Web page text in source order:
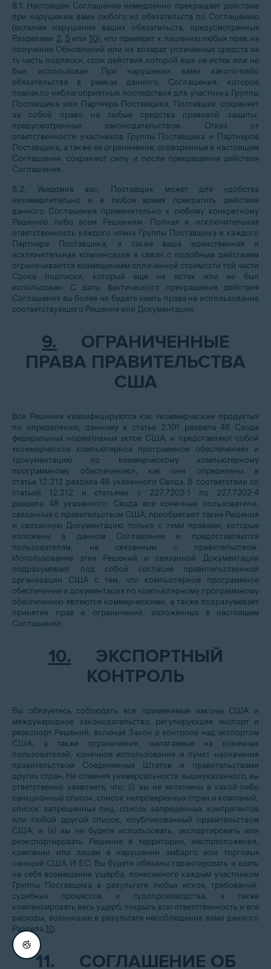
8.1. Настоящее Соглашение немедленно прекращает действие
при нарушении вами любого из обязательств по Соглашению
(включая нарушение ваших обязательств, предусмотренных
Разделами 2, 5 или 10), что приведет к лишению любых прав на
получение Обновлений или на возврат уплаченных средств за
ту часть подписки, срок действия которой еще не истек или не
был использован. При нарушении вами какого-либо
обязательства в рамках данного Соглашения, которое
повлекло неблагоприятные последствия для участника Группы
Поставщика или Партнера Поставщика, Поставщик сохраняет
за собой право на любые средства правовой защиты,
предусмотренные законодательством. Отказ от
ответственности участников Группы Поставщика и Партнеров
Поставщика, а также ее ограничение, оговоренные в настоящем
Соглашении, сохраняют силу и после прекращения действия
Соглашения.
8.2. Уведомив вас, Поставщик может для удобства
незамедлительно и в любое время прекратить действие
данного Соглашения применительно к любому конкретному
Решению либо всем Решениям. Полная и исключительная
ответственность каждого члена Группы Поставщика и каждого
Партнера Поставщика, а также ваша единственная и
исключительная компенсация в связи с подобным действием
ограничиваются возмещением оплаченной стоимости той части
Срока подписки, который еще не истек или не был
использован. С даты фактического прекращения действия
Соглашения вы более не будете иметь права на использование
соответствующего Решения или Документации.
9.
ОГРАНИЧЕННЫЕ
ПРАВА ПРАВИТЕЛЬСТВА
США
Все Решения квалифицируются как «коммерческие продукты»
по определению, данному в статье 2.101 раздела 48 Свода
федеральных нормативных актов США, и представляют собой
«коммерческое компьютерное программное обеспечение» и
«документацию по коммерческому компьютерному
программному обеспечению», как они определены в
статье 12.212 раздела 48 указанного Свода. В соответствии со
статьей 12.212 и статьями с 227.7202-1 по 227.7202-4
раздела 48 указанного Свода все конечные пользователи,
связанные с правительством США, приобретают такие Решения
и связанную Документацию только с теми правами, которые
изложены в данном Соглашении и предоставляются
пользователям, не связанным с правительством.
Использование этих Решений и связанной Документации
подразумевает под собой согласие правительственной
организации США с тем, что компьютерное программное
обеспечение и документация по компьютерному программному
обеспечению являются коммерческими, а также подразумевает
принятие прав и ограничений, изложенных в настоящем
Соглашении.
10.
ЭКСПОРТНЫЙ
КОНТРОЛЬ
Вы обязуетесь соблюдать все применимые законы США и
международное законодательство, регулирующие экспорт и
реэкспорт Решений, включая Закон о контроле над экспортом
США, а также ограничения, налагаемые на конечных
пользователей, конечное использование и пункт назначения
правительством Соединенных Штатов и правительствами
других стран. Не отменяя универсальности вышеуказанного, вы
ответственно заявляете, что: (i) вы не включены в какой-либо
санкционный список, список непроверенных стран и компаний,
список запрещенных лиц, список запрещенных контрагентов
или любой другой список, опубликованный правительством
США; и (ii) вы не будете использовать, экспортировать или
реэкспортировать Решение в территории, местоположения,
компании или лицам в нарушении эмбарго или торговых
санкций США И ЕС. Вы будете обязаны гарантировать и взять
на себя возмещение ущерба, понесенного каждым участником
Группы Поставщика в результате любых исков, требований,
судебных процессов и судопроизводства, а также
компенсировать весь ущерб, покрыть всю ответственность и все
расходы, возникшие в результате несоблюдения вами данного
Раздела 10.
11. СОГЛАШЕНИЕ ОБ